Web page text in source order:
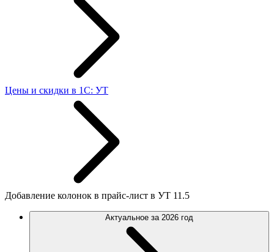
Цены и скидки в 1С: УТ
Добавление колонок в прайс-лист в УТ 11.5
Актуальное за 2026 год